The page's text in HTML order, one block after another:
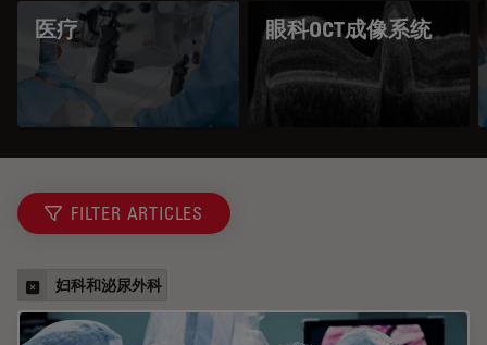
医疗 眼科OCT成像系统
FILTER ARTICLES
妇科和泌尿外科